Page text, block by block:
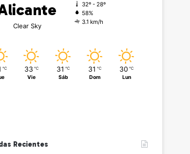
Clear Sky
32º - 28º
58%
3.1 km/h
℃ 33 ℃
Vie
31 ℃
Sáb
31 ℃
Dom
30 ℃
Lun
Recientes